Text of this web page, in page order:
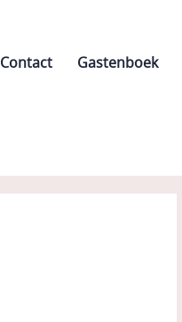
Contact Gastenboek